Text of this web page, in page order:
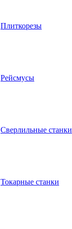
Плиткорезы
Рейсмусы
Сверлильные станки
Токарные станки